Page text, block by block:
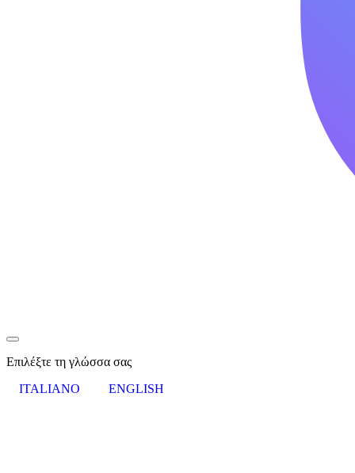
Επιλέξτε τη γλώσσα σας
ITALIANO
ENGLISH